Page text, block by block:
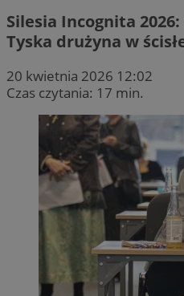
Silesia Incognita
Tyska drużyna w
20 kwietnia 2026 12:02
Czas czytania: 17 min.